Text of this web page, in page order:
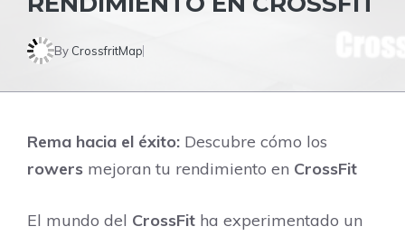
By CrossfritMap
Rema hacia el éxito: Descubre cómo los
rowers mejoran tu rendimiento en CrossFit
El mundo del CrossFit ha experimentado un